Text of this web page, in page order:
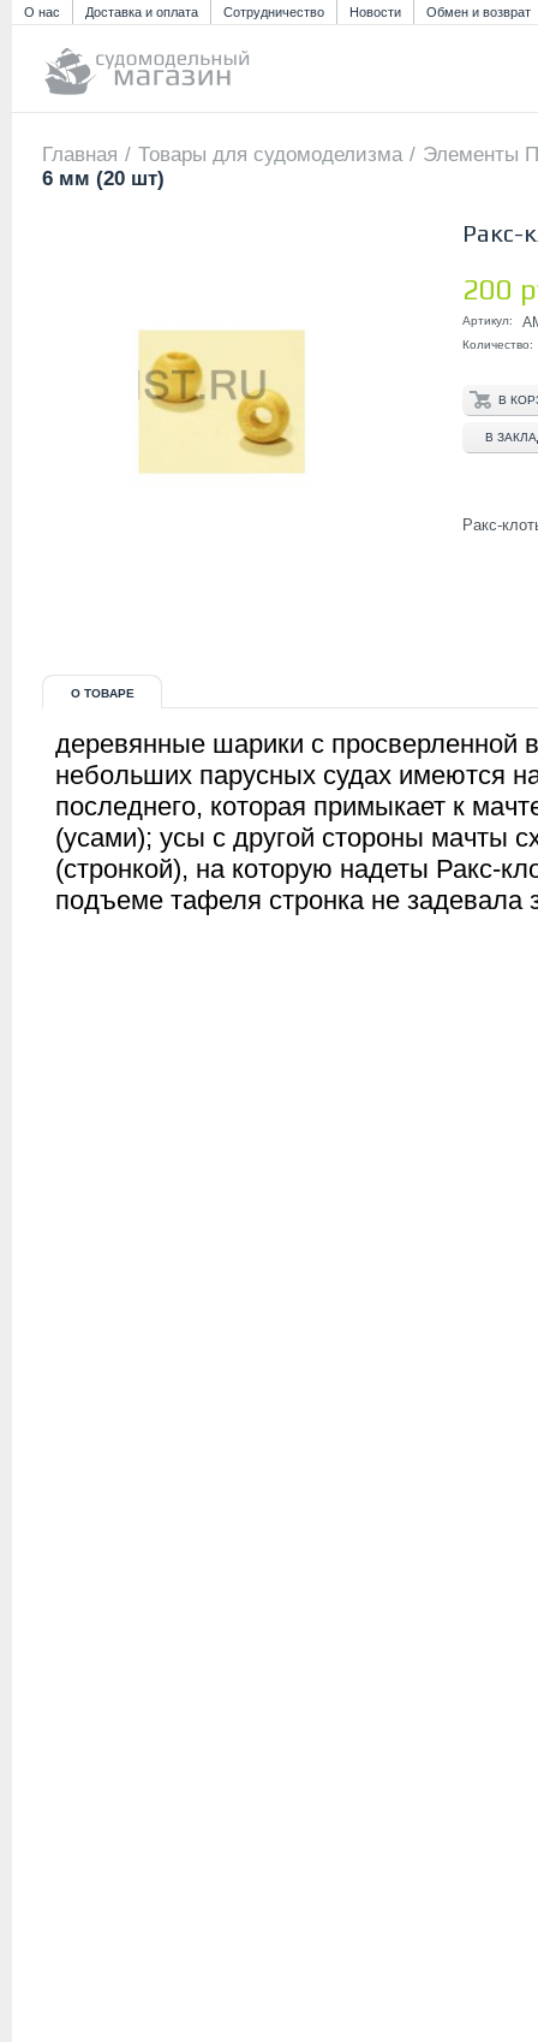
О нас Доставка и оплата Сотрудничество Новости Обмен и возврат
Главная / Товары для судомоделизма / Элементы
6 мм (20 шт)
Ракс-
200
Артикул:
Количество:
В
Ракс-
О ТОВАРЕ
деревянные шарики с просверленной
небольших парусных судах имеются
последнего, которая примыкает к
(усами); усы с другой стороны мачты
(стронкой), на которую надеты Ракс-
подъеме тафеля стронка не задевала